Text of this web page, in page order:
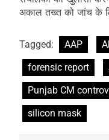
अकाल तख्त को जांच के
Tagged: AAP
forensic report
Punjab CM
silicon mask